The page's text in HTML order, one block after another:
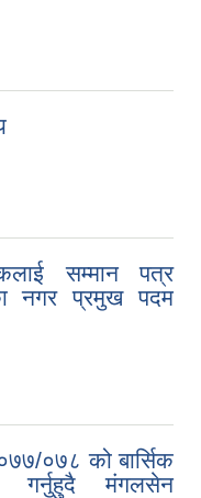
सम्मान पत्र
नगर प्रमुख पदम
०७८ को बार्सिक
गर्नुहुदै म‌ंगलसेन